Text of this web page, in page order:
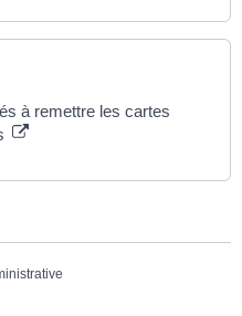
à remettre les cartes